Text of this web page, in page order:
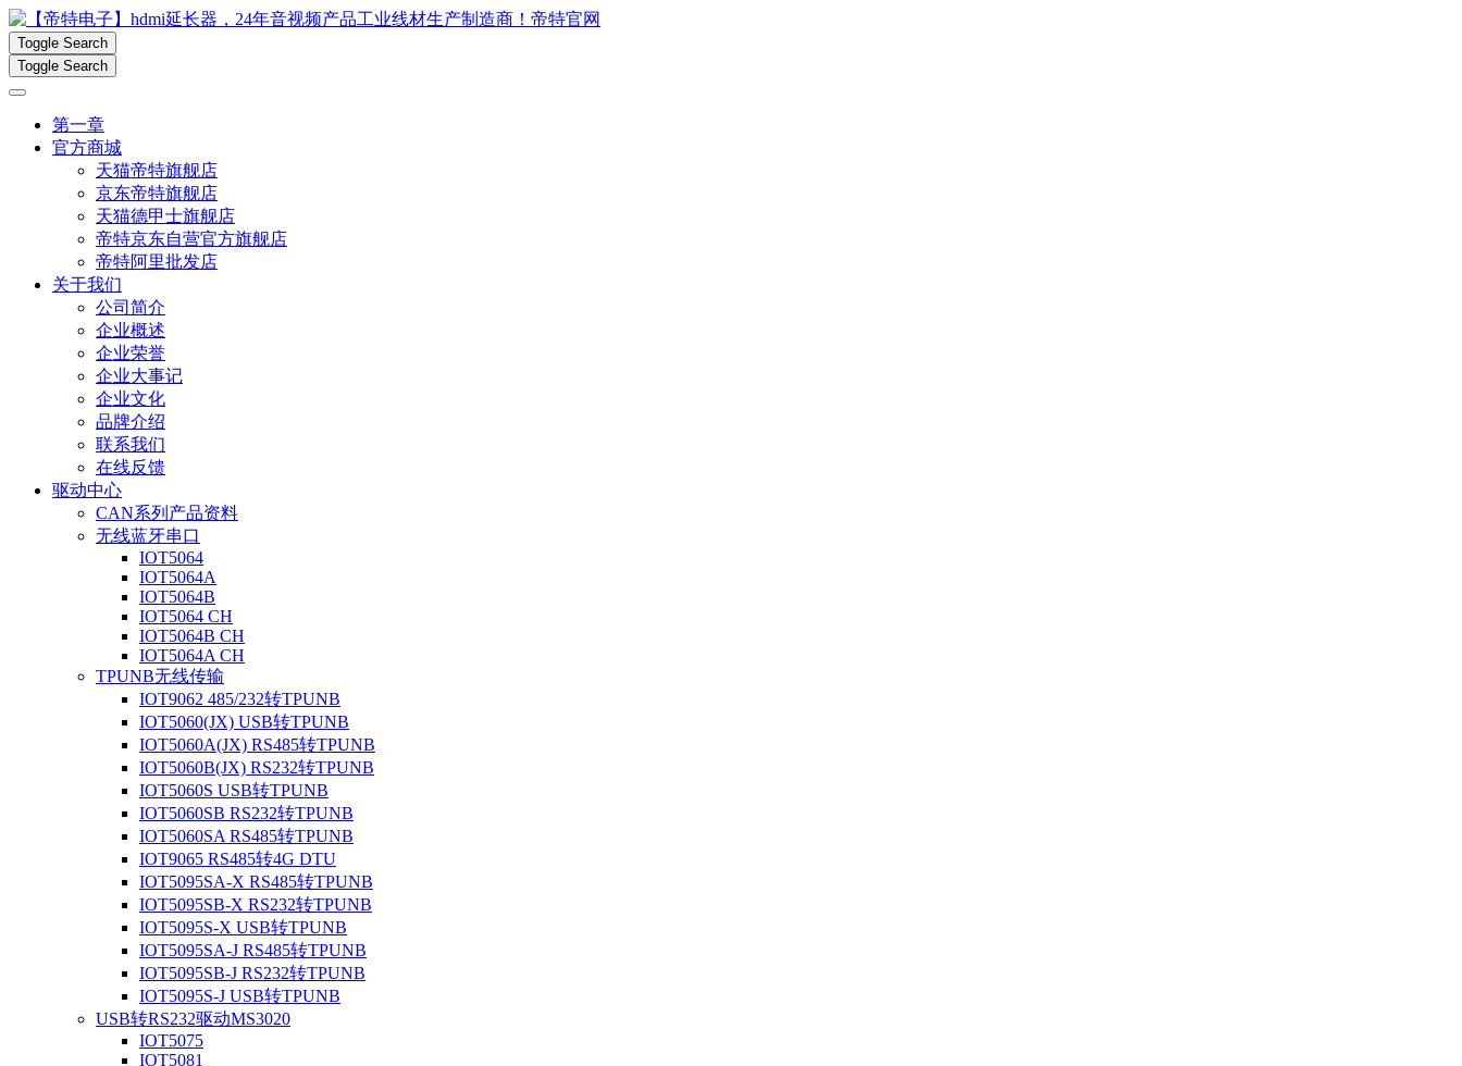
Toggle Search
Toggle Search
第一章
官方商城
天猫帝特旗舰店
京东帝特旗舰店
天猫德甲士旗舰店
帝特京东自营官方旗舰店
帝特阿里批发店
关于我们
公司简介
企业概述
企业荣誉
企业大事记
企业文化
品牌介绍
联系我们
在线反馈
驱动中心
CAN系列产品资料
无线蓝牙串口
IOT5064
IOT5064A
IOT5064B
IOT5064 CH
IOT5064B CH
IOT5064A CH
TPUNB无线传输
IOT9062 485/232转TPUNB
IOT5060(JX) USB转TPUNB
IOT5060A(JX) RS485转TPUNB
IOT5060B(JX) RS232转TPUNB
IOT5060S USB转TPUNB
IOT5060SB RS232转TPUNB
IOT5060SA RS485转TPUNB
IOT9065 RS485转4G DTU
IOT5095SA-X RS485转TPUNB
IOT5095SB-X RS232转TPUNB
IOT5095S-X USB转TPUNB
IOT5095SA-J RS485转TPUNB
IOT5095SB-J RS232转TPUNB
IOT5095S-J USB转TPUNB
USB转RS232驱动MS3020
IOT5075
IOT5081